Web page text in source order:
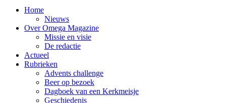
Home
Nieuws
Over Omega Magazine
Missie en visie
De redactie
Actueel
Rubrieken
Advents challenge
Beer op bezoek
Dagboek van een Kerkmeisje
Geschiedenis